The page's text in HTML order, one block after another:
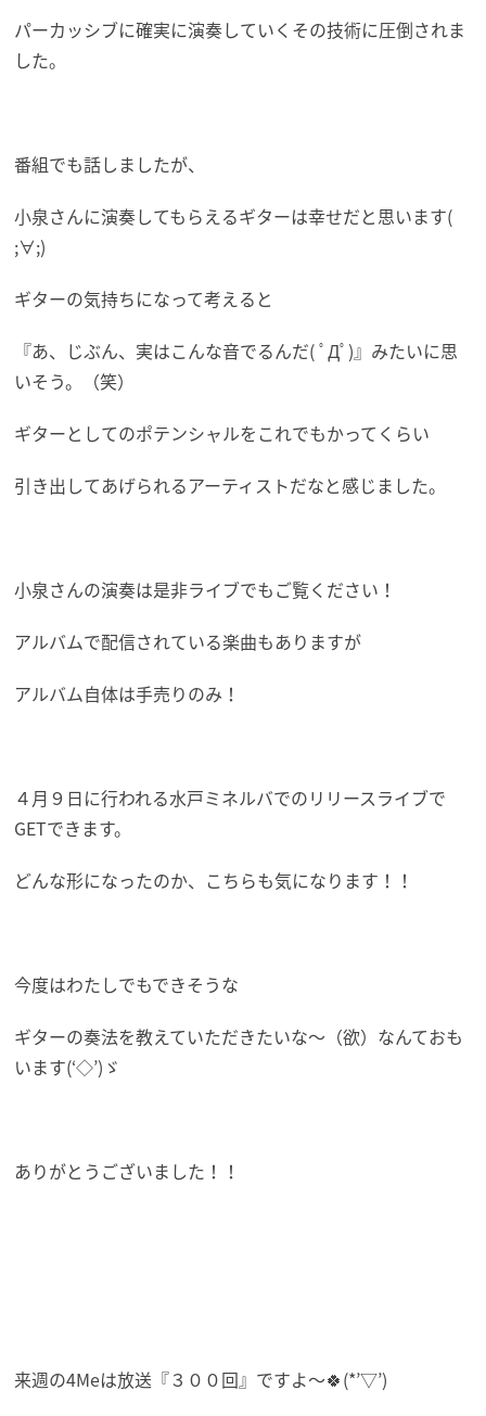
パーカッシブに確実に演奏していくその技術に圧倒されま
した。
番組でも話しましたが、
小泉さんに演奏してもらえるギターは幸せだと思います(
;∀;)
ギターの気持ちになって考えると
『あ、じぶん、実はこんな音でるんだ( ﾟДﾟ)』みたいに思
いそう。（笑）
ギターとしてのポテンシャルをこれでもかってくらい
引き出してあげられるアーティストだなと感じました。
小泉さんの演奏は是非ライブでもご覧ください！
アルバムで配信されている楽曲もありますが
アルバム自体は手売りのみ！
４月９日に行われる水戸ミネルバでのリリースライブで
GETできます。
どんな形になったのか、こちらも気になります！！
今度はわたしでもできそうな
ギターの奏法を教えていただきたいな～（欲）なんておも
います(‘◇’)ゞ
ありがとうございました！！
来週の4Meは放送『３００回』ですよ～🍀(*’▽’)